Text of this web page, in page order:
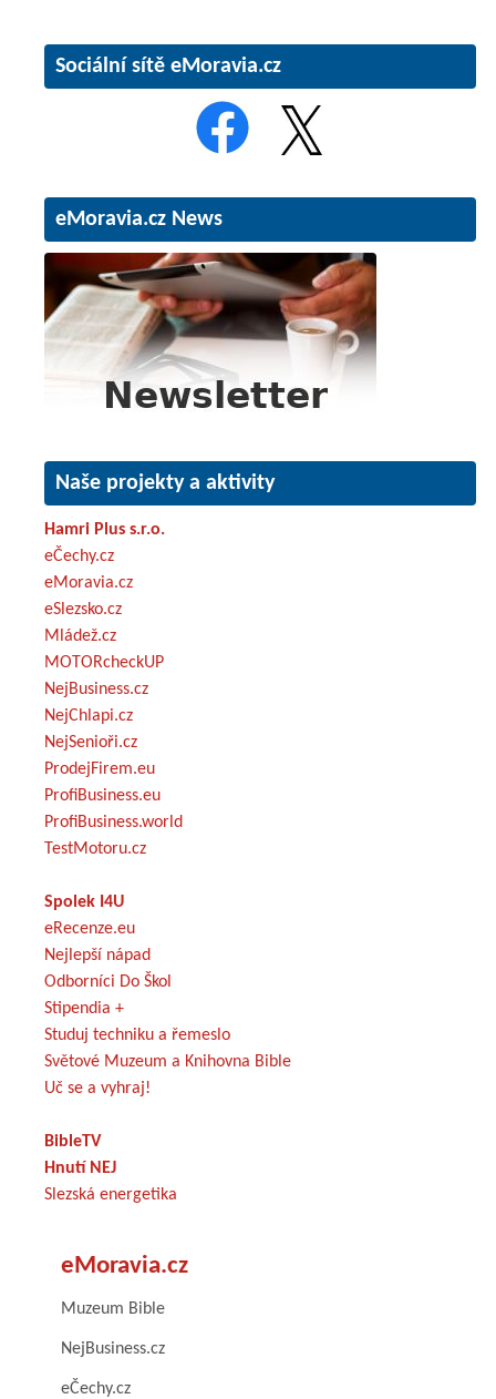
Sociální sítě eMoravia.cz
eMoravia.cz News
Naše projekty a aktivity
Hamri Plus s.r.o.
eČechy.cz
eMoravia.cz
eSlezsko.cz
Mládež.cz
MOTORcheckUP
NejBusiness.cz
NejChlapi.cz
NejSenioři.cz
ProdejFirem.eu
ProfiBusiness.eu
ProfiBusiness.world
TestMotoru.cz
Spolek I4U
eRecenze.eu
Nejlepší nápad
Odborníci Do Škol
Stipendia +
Studuj techniku a řemeslo
Světové Muzeum a Knihovna Bible
Uč se a vyhraj!
BibleTV
Hnutí NEJ
Slezská energetika
eMoravia.cz
Muzeum Bible
NejBusiness.cz
eČechy.cz